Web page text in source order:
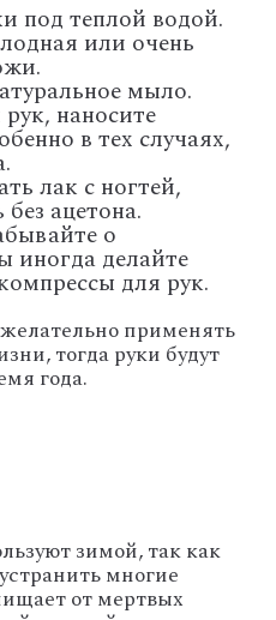
под теплой водой.
или очень
мыло.
наносите
в тех случаях,
лак с ногтей,
ацетона.
о
иногда делайте
для рук.
применять
тогда руки будут
года.
зимой, так как
многие
от мертвых